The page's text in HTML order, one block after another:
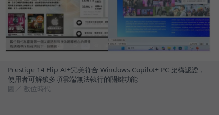
Prestige 14 Flip AI+完美符合 Windows Copilot+ PC 架構認證，
使用者可解鎖多項雲端無法執行的關鍵功能
圖／ 數位時代